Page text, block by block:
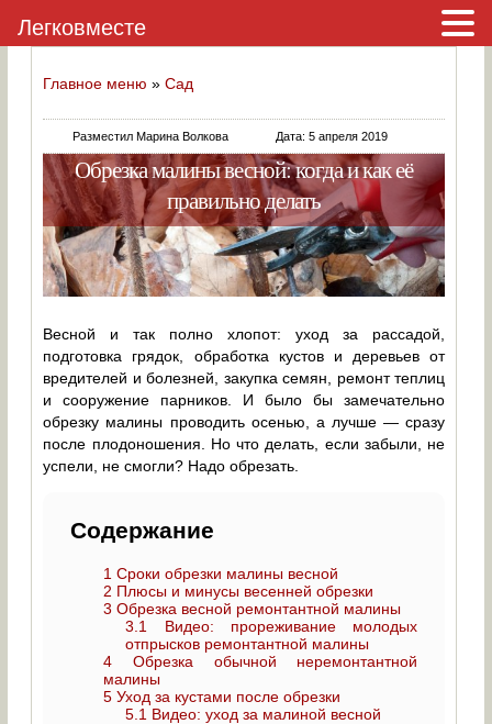
Главное меню »Сад
Разместил Марина Волкова Дата: 5 апреля 2019
Обрезка малины весной: когда и как её
правильно делать
Весной и так полно хлопот: уход за рассадой,
подготовка грядок, обработка кустов и деревьев от
вредителей и болезней, закупка семян, ремонт теплиц
и сооружение парников. И было бы замечательно
обрезку малины проводить осенью, а лучше — сразу
после плодоношения. Но что делать, если забыли, не
успели, не смогли? Надо обрезать.
Содержание
1 Сроки обрезки малины весной
2 Плюсы и минусы весенней обрезки
3 Обрезка весной ремонтантной малины
3.1
Видео: прореживание молодых
отпрысков ремонтантной малины
4 Обрезка обычной неремонтантной
малины
5 Уход за кустами после обрезки
5.1 Видео: уход за малиной весной
Легковместе